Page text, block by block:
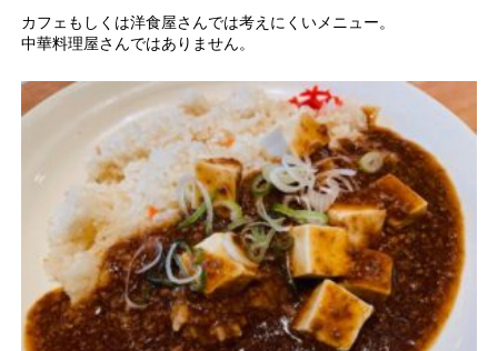
カフェもしくは洋食屋さんでは考えにくいメニュー。
中華料理屋さんではありません。